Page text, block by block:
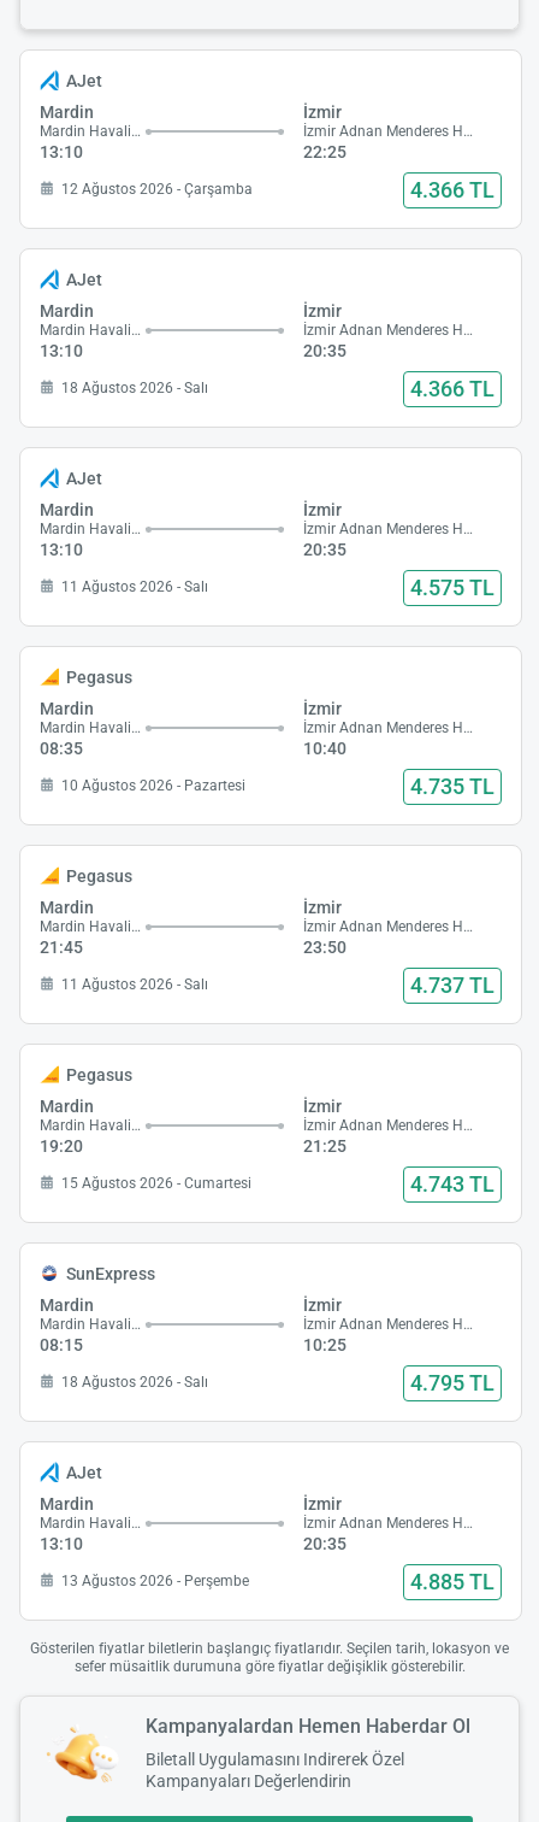
AJet
Mardin
Mardin Havalimanı
13:10
İzmir
İzmir Adnan Menderes Havalimanı
22:25
12 Ağustos 2026 - Çarşamba 4.366 TL
AJet
Mardin
Mardin Havalimanı
13:10
İzmir
İzmir Adnan Menderes Havalimanı
20:35
18 Ağustos 2026 - Salı 4.366 TL
AJet
Mardin
Mardin Havalimanı
13:10
İzmir
İzmir Adnan Menderes Havalimanı
20:35
11 Ağustos 2026 - Salı 4.575 TL
Pegasus
Mardin
Mardin Havalimanı
08:35
İzmir
İzmir Adnan Menderes Havalimanı
10:40
10 Ağustos 2026 - Pazartesi 4.735 TL
Pegasus
Mardin
Mardin Havalimanı
21:45
İzmir
İzmir Adnan Menderes Havalimanı
23:50
11 Ağustos 2026 - Salı 4.737 TL
Pegasus
Mardin
Mardin Havalimanı
19:20
İzmir
İzmir Adnan Menderes Havalimanı
21:25
15 Ağustos 2026 - Cumartesi 4.743 TL
SunExpress
Mardin
Mardin Havalimanı
08:15
İzmir
İzmir Adnan Menderes Havalimanı
10:25
18 Ağustos 2026 - Salı 4.795 TL
AJet
Mardin
Mardin Havalimanı
13:10
İzmir
İzmir Adnan Menderes Havalimanı
20:35
13 Ağustos 2026 - Perşembe 4.885 TL
Gösterilen fiyatlar biletlerin başlangıç fiyatlarıdır. Seçilen tarih, lokasyon ve
sefer müsaitlik durumuna göre fiyatlar değişiklik gösterebilir.
Kampanyalardan Hemen Haberdar Ol
Biletall Uygulamasını Indirerek Özel
Kampanyaları Değerlendirin